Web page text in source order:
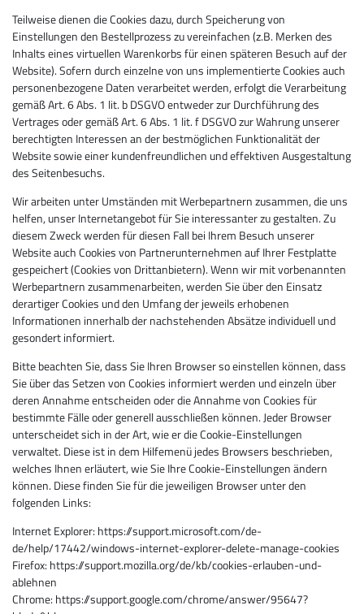
Teilweise dienen die Cookies dazu, durch Speicherung von
Einstellungen den Bestellprozess zu vereinfachen (z.B. Merken des
Inhalts eines virtuellen Warenkorbs für einen späteren Besuch auf der
Website). Sofern durch einzelne von uns implementierte Cookies auch
personenbezogene Daten verarbeitet werden, erfolgt die Verarbeitung
gemäß Art. 6 Abs. 1 lit. b DSGVO entweder zur Durchführung des
Vertrages oder gemäß Art. 6 Abs. 1 lit. f DSGVO zur Wahrung unserer
berechtigten Interessen an der bestmöglichen Funktionalität der
Website sowie einer kundenfreundlichen und effektiven Ausgestaltung
des Seitenbesuchs.
Wir arbeiten unter Umständen mit Werbepartnern zusammen, die uns
helfen, unser Internetangebot für Sie interessanter zu gestalten. Zu
diesem Zweck werden für diesen Fall bei Ihrem Besuch unserer
Website auch Cookies von Partnerunternehmen auf Ihrer Festplatte
gespeichert (Cookies von Drittanbietern). Wenn wir mit vorbenannten
Werbepartnern zusammenarbeiten, werden Sie über den Einsatz
derartiger Cookies und den Umfang der jeweils erhobenen
Informationen innerhalb der nachstehenden Absätze individuell und
gesondert informiert.
Bitte beachten Sie, dass Sie Ihren Browser so einstellen können, dass
Sie über das Setzen von Cookies informiert werden und einzeln über
deren Annahme entscheiden oder die Annahme von Cookies für
bestimmte Fälle oder generell ausschließen können. Jeder Browser
unterscheidet sich in der Art, wie er die Cookie-Einstellungen
verwaltet. Diese ist in dem Hilfemenü jedes Browsers beschrieben,
welches Ihnen erläutert, wie Sie Ihre Cookie-Einstellungen ändern
können. Diese finden Sie für die jeweiligen Browser unter den
folgenden Links:
Internet Explorer: https://support.microsoft.com/de-
de/help/17442/windows-internet-explorer-delete-manage-cookies
Firefox: https://support.mozilla.org/de/kb/cookies-erlauben-und-
ablehnen
Chrome: https://support.google.com/chrome/answer/95647?